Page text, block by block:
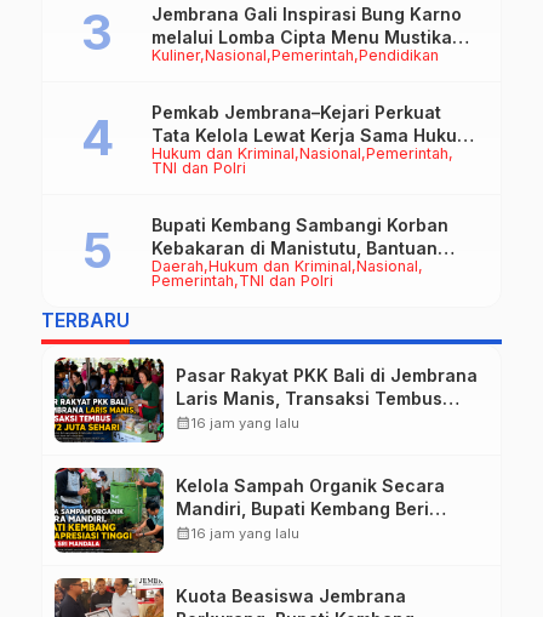
Kuliner Nasional Pemerintah Pendidikan
Jembrana Gali Inspirasi Bung Karno
melalui Lomba Cipta Menu Mustika
Rasa
Hukum dan Kriminal Nasional Pemerintah
TNI dan Polri
Pemkab Jembrana–Kejari Perkuat
Tata Kelola Lewat Kerja Sama Hukum
Datun
Daerah Hukum dan Kriminal Nasional
Pemerintah TNI dan Polri
Bupati Kembang Sambangi Korban
Kebakaran di Manistutu, Bantuan
Disalurkan untuk Ringankan Beban
TERBARU
Pasar Rakyat PKK Bali di Jembrana
Laris Manis, Transaksi Tembus
Rp.672 Juta Sehari
calendar_month16 jam yang lalu
Kelola Sampah Organik Secara
Mandiri, Bupati Kembang Beri
Apresiasi Tinggi Warga Sri
calendar_month16 jam yang lalu
Kuota Beasiswa Jembrana